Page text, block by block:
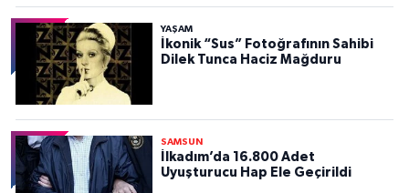
YAŞAM
İkonik “Sus” Fotoğrafının Sahibi
Dilek Tunca Haciz Mağduru
SAMSUN
İlkadım’da 16.800 Adet
Uyuşturucu Hap Ele Geçirildi